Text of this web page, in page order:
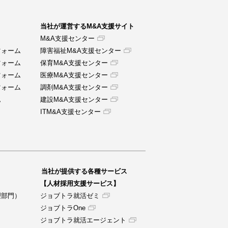
ーム
ーム
ーム
ーム
当社が運営するM&A支援サイト
M&A支援センター
障害福祉M&A支援センター
保育M&A支援センター
医療M&A支援センター
調剤M&A支援センター
建設M&A支援センター
ITM&A支援センター
門）
当社が提供する各種サービス
【人材採用支援サービス】
ジョブトラ就活ゼミ
ジョブトラOne
ジョブトラ就活エージェント